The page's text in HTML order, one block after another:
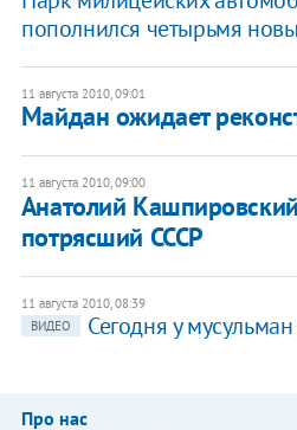
пополнился четырьмя
11 августа 2010, 09:01
Майдан ожидает
11 августа 2010, 09:00
Анатолий
потрясший СССР
11 августа 2010, 08:39
ВИДЕО
Сегодня у
Про нас